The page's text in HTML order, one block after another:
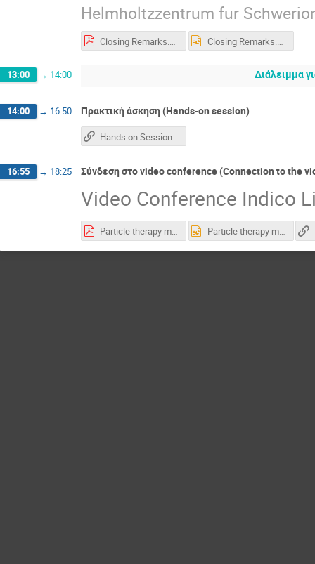
Helmholtzzentrum fur
Closing Remarks.pdf Closing Remarks.pptx
13:00 → 14:00 Διάλειμμα
14:00 → 16:50 Πρακτική άσκηση (Hands-on session)
Hands on Session Cern zoom link (14:00)
16:55 → 18:25 Σύνδεση στο video conference (Connection to the
Video Conference Indico
Particle therapy masterclass template.pdf Particle therapy masterclass template.pptx